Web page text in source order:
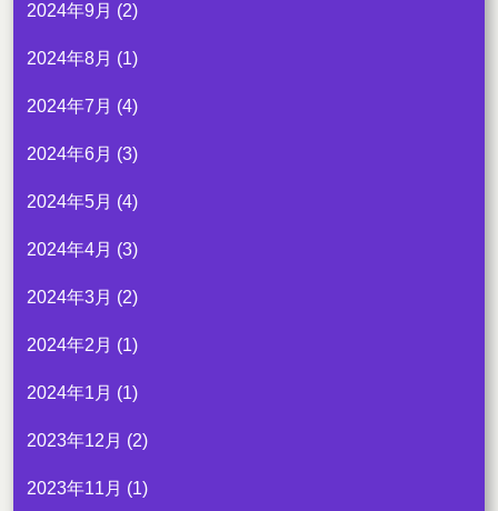
2024年9月 (2)
2024年8月 (1)
2024年7月 (4)
2024年6月 (3)
2024年5月 (4)
2024年4月 (3)
2024年3月 (2)
2024年2月 (1)
2024年1月 (1)
2023年12月 (2)
2023年11月 (1)